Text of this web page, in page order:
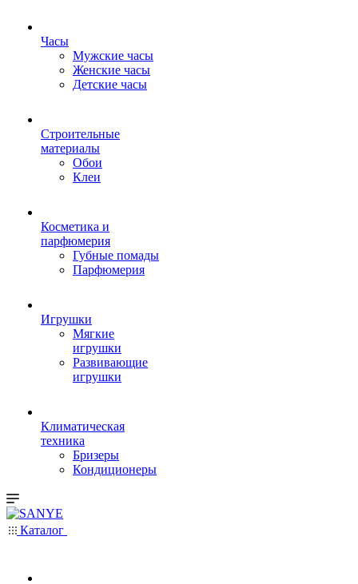
Часы
Мужские часы
Женские часы
Детские часы
Строительные
материалы
Обои
Клеи
Косметика и
парфюмерия
Губные помады
Парфюмерия
Игрушки
Мягкие
игрушки
Развивающие
игрушки
Климатическая
техника
Бризеры
Кондиционеры
Каталог